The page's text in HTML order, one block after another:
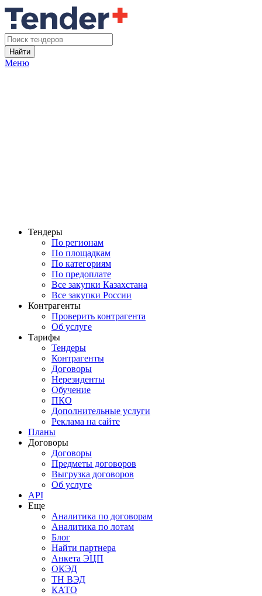
Найти
Меню
Тендеры
По регионам
По площадкам
По категориям
По предоплате
Все закупки Казахстана
Все закупки России
Контрагенты
Проверить контрагента
Об услуге
Тарифы
Тендеры
Контрагенты
Договоры
Нерезиденты
Обучение
ПКО
Дополнительные услуги
Реклама на сайте
Планы
Договоры
Договоры
Предметы договоров
Выгрузка договоров
Об услуге
API
Еще
Аналитика по договорам
Аналитика по лотам
Блог
Найти партнера
Анкета ЭЦП
ОКЭД
ТН ВЭД
КАТО